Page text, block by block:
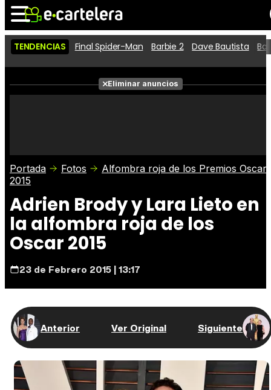
Noticias Cartelera
Películas
Críticas
Entradas
TENDENCIAS Final Spider-Man Barbie 2 Dave Bautista
Eliminar anuncios
Portada Fotos
Alfombra roja de los Premios Oscar
2015
Adrien Brody y Lara Lieto en
la alfombra roja de los
Oscar 2015
23 de Febrero 2015 | 13:17
Anterior Ver Original Siguiente